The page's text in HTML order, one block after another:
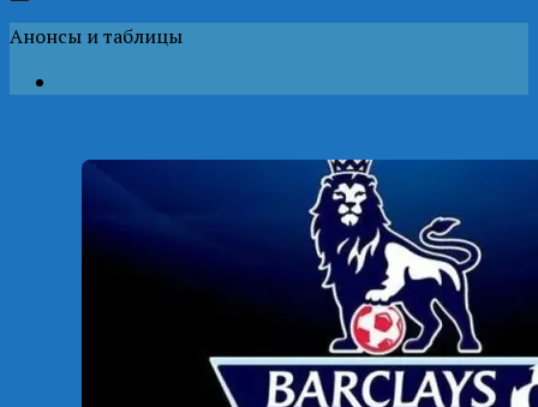
Анонсы и таблицы